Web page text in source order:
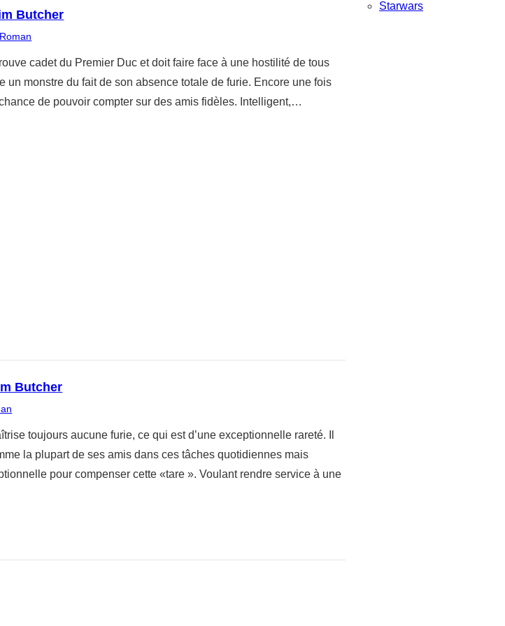
Butcher
Roman
cadet du Premier Duc et doit faire face à une hostilité de tous
un monstre du fait de son absence totale de furie. Encore une fois
de pouvoir compter sur des amis fidèles. Intelligent,…
Butcher
toujours aucune furie, ce qui est d’une exceptionnelle rareté. Il
la plupart de ses amis dans ces tâches quotidiennes mais
pour compenser cette «tare ». Voulant rendre service à une
Starwars